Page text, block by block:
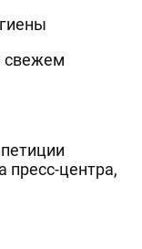
свежем
центра,